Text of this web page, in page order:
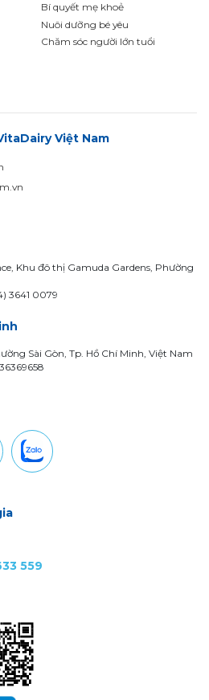
Bí quyết mẹ khoẻ
Nuôi dưỡng bé yêu
Chăm sóc người lớn tuổi
Việt Nam
Khu đô thị Gamuda Gardens, Phường
3641 0079
Sài Gòn, Tp. Hồ Chí Minh, Việt Nam
559